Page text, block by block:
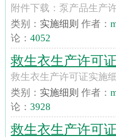
附件下载：泵产品生产
类别： 实施细则 作者：
论： 4052
救生衣生产许可
救生衣生产许可证实施
类别： 实施细则 作者：
论： 3928
救生衣生产许可